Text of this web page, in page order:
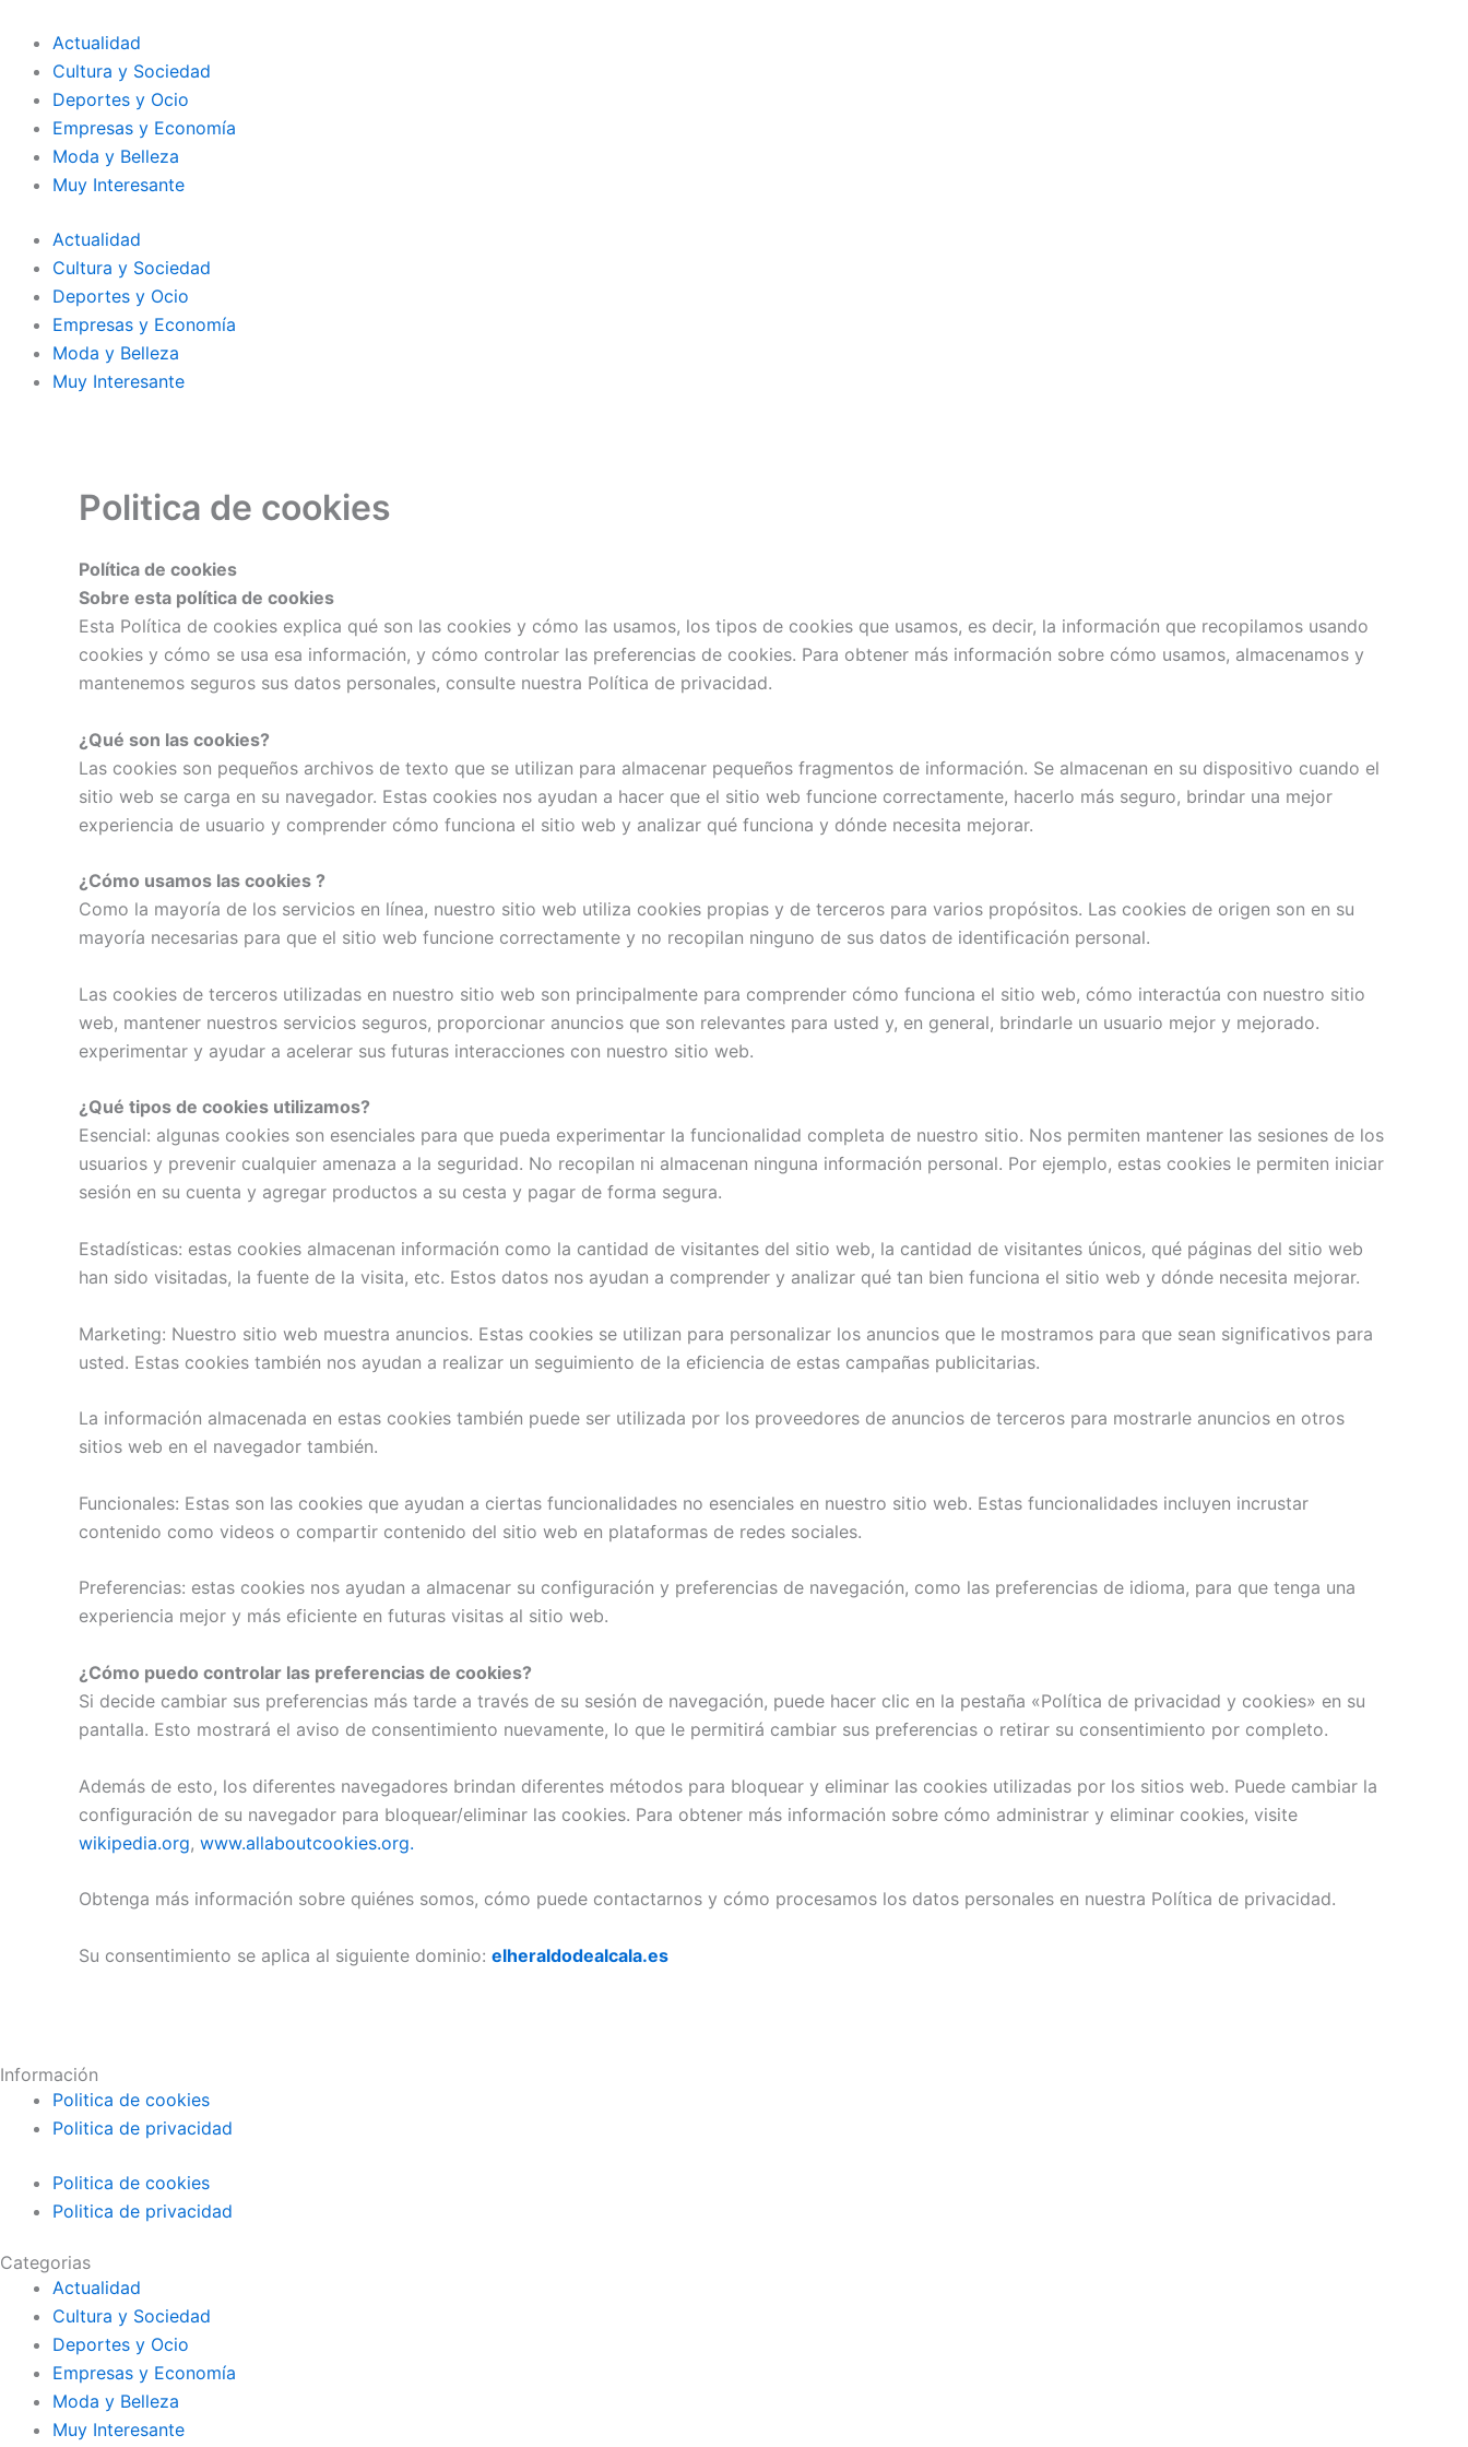
contenido
Actualidad
Cultura y Sociedad
Deportes y Ocio
Empresas y Economía
Moda y Belleza
Muy Interesante
Actualidad
Cultura y Sociedad
Deportes y Ocio
Empresas y Economía
Moda y Belleza
Muy Interesante
Politica de cookies
Política de cookies
Sobre esta política de cookies
Esta Política de cookies explica qué son las cookies y cómo las usamos, los tipos de cookies que usamos, es decir, la información que recopilamos usando
cookies y cómo se usa esa información, y cómo controlar las preferencias de cookies. Para obtener más información sobre cómo usamos, almacenamos y
mantenemos seguros sus datos personales, consulte nuestra Política de privacidad.
¿Qué son las cookies?
Las cookies son pequeños archivos de texto que se utilizan para almacenar pequeños fragmentos de información. Se almacenan en su dispositivo cuando el
sitio web se carga en su navegador. Estas cookies nos ayudan a hacer que el sitio web funcione correctamente, hacerlo más seguro, brindar una mejor
experiencia de usuario y comprender cómo funciona el sitio web y analizar qué funciona y dónde necesita mejorar.
¿Cómo usamos las cookies ?
Como la mayoría de los servicios en línea, nuestro sitio web utiliza cookies propias y de terceros para varios propósitos. Las cookies de origen son en su
mayoría necesarias para que el sitio web funcione correctamente y no recopilan ninguno de sus datos de identificación personal.
Las cookies de terceros utilizadas en nuestro sitio web son principalmente para comprender cómo funciona el sitio web, cómo interactúa con nuestro sitio
web, mantener nuestros servicios seguros, proporcionar anuncios que son relevantes para usted y, en general, brindarle un usuario mejor y mejorado.
experimentar y ayudar a acelerar sus futuras interacciones con nuestro sitio web.
¿Qué tipos de cookies utilizamos?
Esencial: algunas cookies son esenciales para que pueda experimentar la funcionalidad completa de nuestro sitio. Nos permiten mantener las sesiones de los
usuarios y prevenir cualquier amenaza a la seguridad. No recopilan ni almacenan ninguna información personal. Por ejemplo, estas cookies le permiten iniciar
sesión en su cuenta y agregar productos a su cesta y pagar de forma segura.
Estadísticas: estas cookies almacenan información como la cantidad de visitantes del sitio web, la cantidad de visitantes únicos, qué páginas del sitio web
han sido visitadas, la fuente de la visita, etc. Estos datos nos ayudan a comprender y analizar qué tan bien funciona el sitio web y dónde necesita mejorar.
Marketing: Nuestro sitio web muestra anuncios. Estas cookies se utilizan para personalizar los anuncios que le mostramos para que sean significativos para
usted. Estas cookies también nos ayudan a realizar un seguimiento de la eficiencia de estas campañas publicitarias.
La información almacenada en estas cookies también puede ser utilizada por los proveedores de anuncios de terceros para mostrarle anuncios en otros
sitios web en el navegador también.
Funcionales: Estas son las cookies que ayudan a ciertas funcionalidades no esenciales en nuestro sitio web. Estas funcionalidades incluyen incrustar
contenido como videos o compartir contenido del sitio web en plataformas de redes sociales.
Preferencias: estas cookies nos ayudan a almacenar su configuración y preferencias de navegación, como las preferencias de idioma, para que tenga una
experiencia mejor y más eficiente en futuras visitas al sitio web.
¿Cómo puedo controlar las preferencias de cookies?
Si decide cambiar sus preferencias más tarde a través de su sesión de navegación, puede hacer clic en la pestaña «Política de privacidad y cookies» en su
pantalla. Esto mostrará el aviso de consentimiento nuevamente, lo que le permitirá cambiar sus preferencias o retirar su consentimiento por completo.
Además de esto, los diferentes navegadores brindan diferentes métodos para bloquear y eliminar las cookies utilizadas por los sitios web. Puede cambiar la
configuración de su navegador para bloquear/eliminar las cookies. Para obtener más información sobre cómo administrar y eliminar cookies, visite
wikipedia.org, www.allaboutcookies.org.
Obtenga más información sobre quiénes somos, cómo puede contactarnos y cómo procesamos los datos personales en nuestra Política de privacidad.
Su consentimiento se aplica al siguiente dominio: elheraldodealcala.es
Información
Politica de cookies
Politica de privacidad
Politica de cookies
Politica de privacidad
Categorias
Actualidad
Cultura y Sociedad
Deportes y Ocio
Empresas y Economía
Moda y Belleza
Muy Interesante